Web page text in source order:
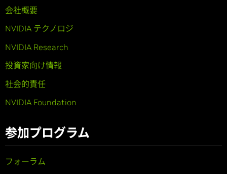
会社概要
NVIDIA テクノロジ
NVIDIA Research
投資家向け情報
社会的責任
NVIDIA Foundation
参加プログラム
フォーラム